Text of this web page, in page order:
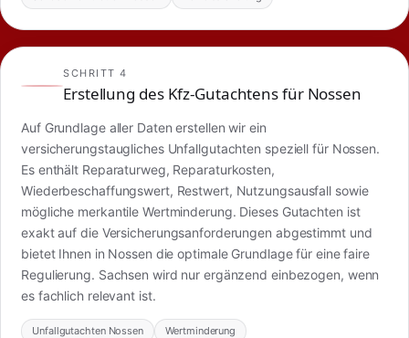
SCHRITT 4
Erstellung des Kfz-Gutachtens für Nossen
Auf Grundlage aller Daten erstellen wir ein
versicherungstaugliches Unfallgutachten speziell für Nossen.
Es enthält Reparaturweg, Reparaturkosten,
Wiederbeschaffungswert, Restwert, Nutzungsausfall sowie
mögliche merkantile Wertminderung. Dieses Gutachten ist
exakt auf die Versicherungsanforderungen abgestimmt und
bietet Ihnen in Nossen die optimale Grundlage für eine faire
Regulierung. Sachsen wird nur ergänzend einbezogen, wenn
es fachlich relevant ist.
Unfallgutachten Nossen Wertminderung